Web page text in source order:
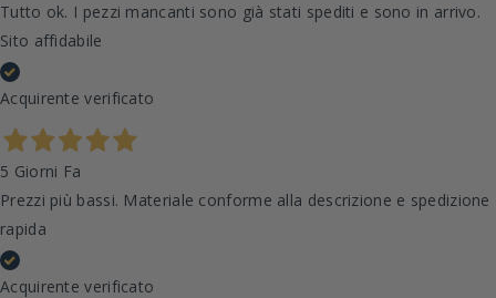
Tutto ok. I pezzi mancanti sono già stati spediti e sono in arrivo.
Sito affidabile
Acquirente verificato
5 Giorni Fa
Prezzi più bassi. Materiale conforme alla descrizione e spedizione
rapida
Acquirente verificato